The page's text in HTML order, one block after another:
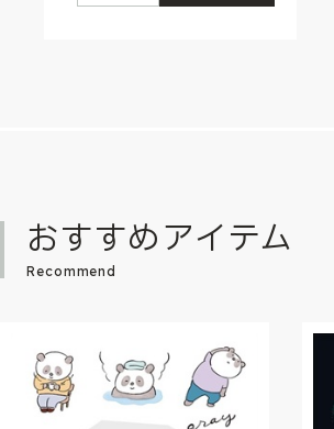
おすすめアイテム
Recommend